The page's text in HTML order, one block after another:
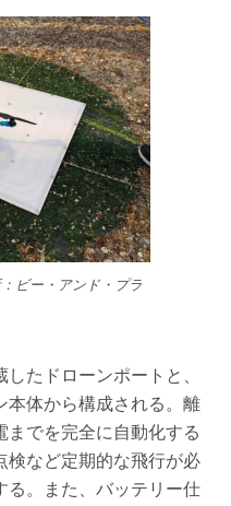
ビー・アンド・プラ
たドローンポートと、
本体から構成される。離
でを完全に自動化する
検など定期的な飛行が必
る。また、バッテリー仕